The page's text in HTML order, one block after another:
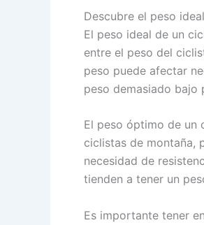
Descubre el peso
El peso ideal de un
entre el peso del
peso puede afectar
peso demasiado bajo
El peso óptimo de un
ciclistas de montaña,
necesidad de
tienden a tener un
Es importante tener